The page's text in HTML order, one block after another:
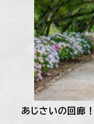
あじさいの回廊